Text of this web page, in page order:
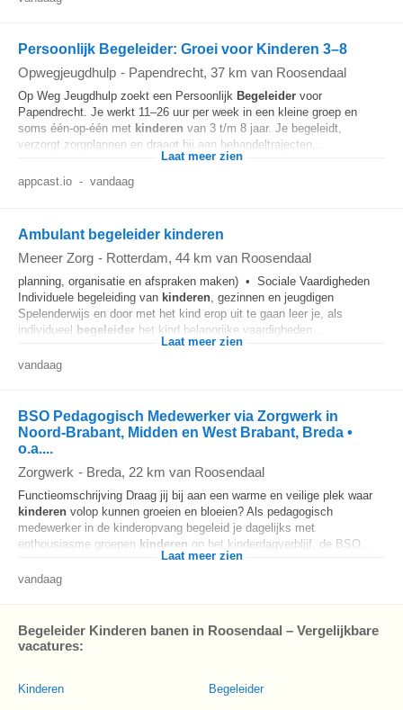
Persoonlijk Begeleider: Groei voor Kinderen 3–8
Opwegjeugdhulp - Papendrecht, 37 km van Roosendaal
Op Weg Jeugdhulp zoekt een Persoonlijk Begeleider voor
Papendrecht. Je werkt 11–26 uur per week in een kleine groep en
soms één-op-één met kinderen van 3 t/m 8 jaar. Je begeleidt,
verzorgt zorgplannen en draagt bij aan behandeltrajecten...
Laat meer zien
appcast.io - vandaag
Ambulant begeleider kinderen
Meneer Zorg - Rotterdam, 44 km van Roosendaal
planning, organisatie en afspraken maken) • Sociale Vaardigheden
Individuele begeleiding van kinderen, gezinnen en jeugdigen
Spelenderwijs en door met het kind erop uit te gaan leer je, als
individueel begeleider het kind belangrijke vaardigheden...
Laat meer zien
vandaag
BSO Pedagogisch Medewerker via Zorgwerk in
Noord-Brabant, Midden en West Brabant, Breda •
o.a....
Zorgwerk - Breda, 22 km van Roosendaal
Functieomschrijving Draag jij bij aan een warme en veilige plek waar
kinderen volop kunnen groeien en bloeien? Als pedagogisch
medewerker in de kinderopvang begeleid je dagelijks met
enthousiasme groepen kinderen op het kinderdagverblijf, de BSO...
Laat meer zien
vandaag
Begeleider Kinderen banen in Roosendaal – Vergelijkbare
vacatures:
Kinderen Begeleider